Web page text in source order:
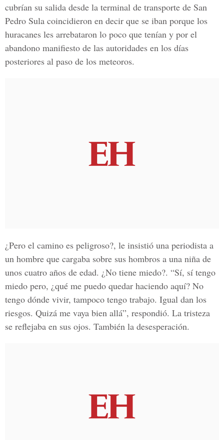
cubrían su salida desde la terminal de transporte de San
Pedro Sula coincidieron en decir que se iban porque los
huracanes les arrebataron lo poco que tenían y por el
abandono manifiesto de las autoridades en los días
posteriores al paso de los meteoros.
¿Pero el camino es peligroso?, le insistió una periodista a
un hombre que cargaba sobre sus hombros a una niña de
unos cuatro años de edad. ¿No tiene miedo?. “Sí, sí tengo
miedo pero, ¿qué me puedo quedar haciendo aquí? No
tengo dónde vivir, tampoco tengo trabajo. Igual dan los
riesgos. Quizá me vaya bien allá”, respondió. La tristeza
se reflejaba en sus ojos. También la desesperación.